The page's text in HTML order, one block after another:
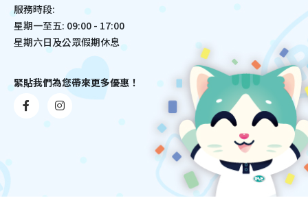
服務時段:
星期一至五: 09:00 - 17:00
星期六日及公眾假期休息
緊貼我們為您帶來更多優惠！